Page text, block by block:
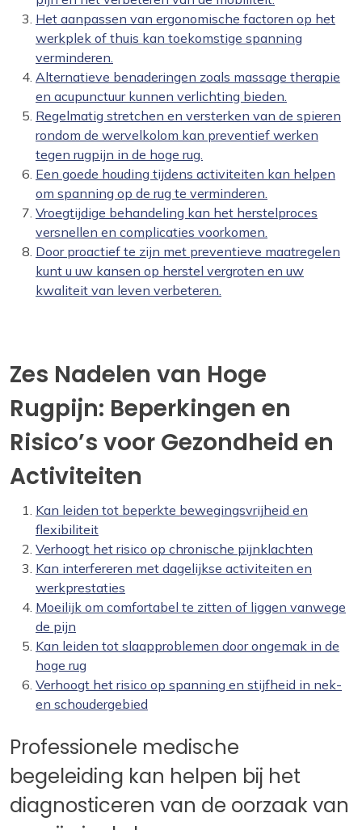
Het aanpassen van ergonomische factoren op het
werkplek of thuis kan toekomstige spanning
verminderen.
Alternatieve benaderingen zoals massage therapie
en acupunctuur kunnen verlichting bieden.
Regelmatig stretchen en versterken van de spieren
rondom de wervelkolom kan preventief werken
tegen rugpijn in de hoge rug.
Een goede houding tijdens activiteiten kan helpen
om spanning op de rug te verminderen.
Vroegtijdige behandeling kan het herstelproces
versnellen en complicaties voorkomen.
Door proactief te zijn met preventieve maatregelen
kunt u uw kansen op herstel vergroten en uw
kwaliteit van leven verbeteren.
Zes Nadelen van Hoge
Rugpijn: Beperkingen en
Risico’s voor Gezondheid en
Activiteiten
Kan leiden tot beperkte bewegingsvrijheid en
flexibiliteit
Verhoogt het risico op chronische pijnklachten
Kan interfereren met dagelijkse activiteiten en
werkprestaties
Moeilijk om comfortabel te zitten of liggen vanwege
de pijn
Kan leiden tot slaapproblemen door ongemak in de
hoge rug
Verhoogt het risico op spanning en stijfheid in nek-
en schoudergebied
Professionele medische
begeleiding kan helpen bij het
diagnosticeren van de oorzaak van